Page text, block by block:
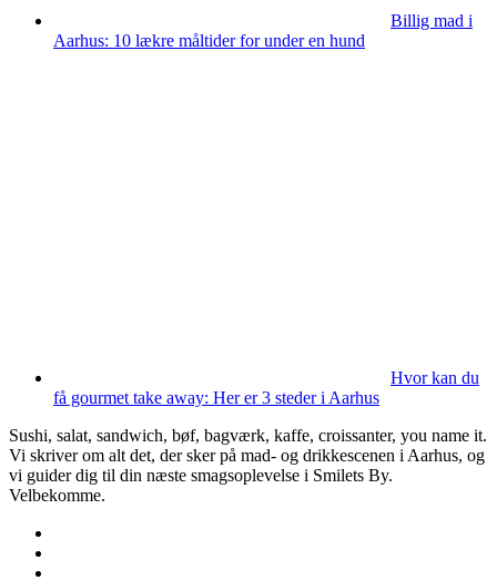
Billig mad i
Aarhus: 10 lækre måltider for under en hund
Hvor kan du
få gourmet take away: Her er 3 steder i Aarhus
Sushi, salat, sandwich, bøf, bagværk, kaffe, croissanter, you name it.
Vi skriver om alt det, der sker på mad- og drikkescenen i Aarhus, og
vi guider dig til din næste smagsoplevelse i Smilets By.
Velbekomme.